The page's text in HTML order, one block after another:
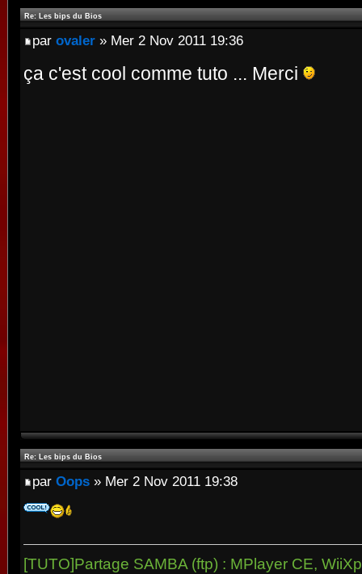
Re: Les bips du Bios
par ovaler » Mer 2 Nov 2011 19:36
ça c'est cool comme tuto ... Merci
Re: Les bips du Bios
par Oops » Mer 2 Nov 2011 19:38
[TUTO]Partage SAMBA (ftp) : MPlayer CE,